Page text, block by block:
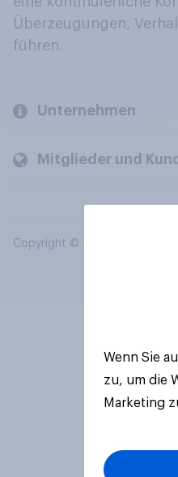
Überzeugungen,
führen.
Unternehmen
Mitglieder und
Copyright © 2026 YouGov
Wenn Sie
zu, um die
Marketing